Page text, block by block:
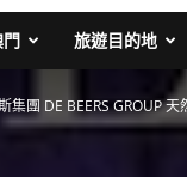
旅遊目的地
集團 DE BEERS GROUP